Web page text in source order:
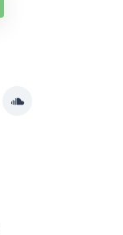
Soundcloud